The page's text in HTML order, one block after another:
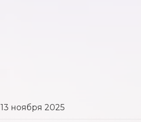
13 ноября 2025